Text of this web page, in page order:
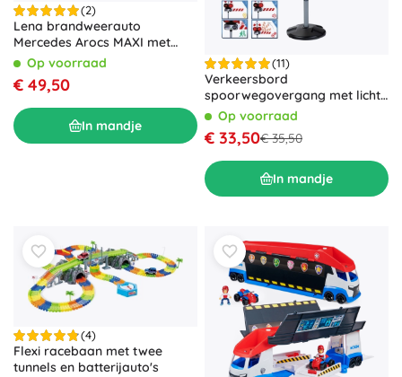
(2)
Lena brandweerauto
Mercedes Arocs MAXI met
waterkanon
Op voorraad
€ 49,50
In mandje
(11)
Verkeersbord
spoorwegovergang met licht
en geluid 78 cm KLEIN
Op voorraad
€ 33,50€ 35,50
In mandje
(4)
Flexi racebaan met twee
tunnels en batterijauto's